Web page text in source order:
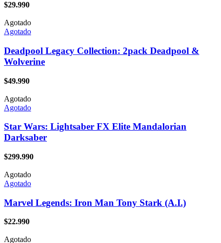
$29.990
Agotado
Agotado
Deadpool Legacy Collection: 2pack Deadpool &
Wolverine
$49.990
Agotado
Agotado
Star Wars: Lightsaber FX Elite Mandalorian
Darksaber
$299.990
Agotado
Agotado
Marvel Legends: Iron Man Tony Stark (A.I.)
$22.990
Agotado